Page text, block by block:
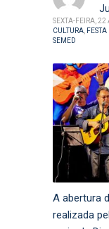
SEXTA-FEIRA,
CULTURA,
SEMED
A abertura
realizada